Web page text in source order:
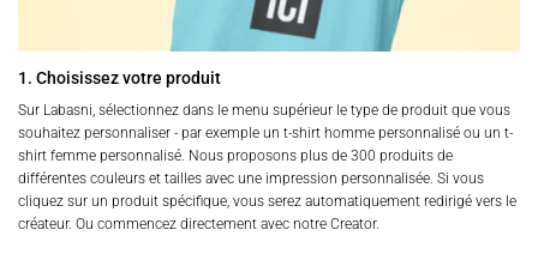
1. Choisissez votre produit
Sur Labasni, sélectionnez dans le menu supérieur le type de produit que vous
souhaitez personnaliser - par exemple un t-shirt homme personnalisé ou un t-
shirt femme personnalisé. Nous proposons plus de 300 produits de
différentes couleurs et tailles avec une impression personnalisée. Si vous
cliquez sur un produit spécifique, vous serez automatiquement redirigé vers le
créateur. Ou commencez directement avec notre Creator.